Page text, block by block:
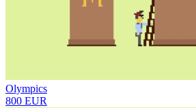
Olympics
800 EUR